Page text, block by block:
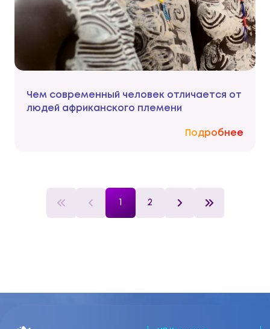
Чем современный человек отличается от
людей африканского племени
Подробнее
1 2